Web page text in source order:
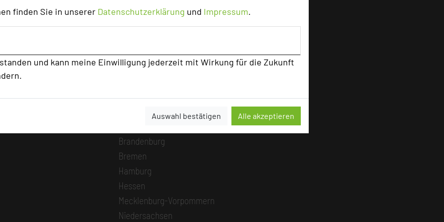
finden Sie in unserer Datenschutzerklärung und Impressum.
und kann meine Einwilligung jederzeit mit Wirkung für die Zukunft
Auswahl bestätigen Alle akzeptieren
MICE Start
Login
Alle Informationen
Baden-Württemberg
Brandenburg
Bremen
Hamburg
Hessen
Mecklenburg-Vorpommern
Niedersachsen